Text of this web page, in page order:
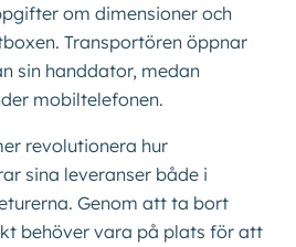
om dimensioner och
Transportören öppnar
sin handdator, medan
mobiltelefonen.
revolutionera hur
sina leveranser både i
Genom att ta bort
behöver vara på plats för att